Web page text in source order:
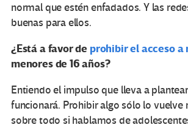
normal que estén enfadados. Y las
buenas para ellos.
¿Está a favor de prohibir el acceso a
menores de 16 años?
Entiendo el impulso que lleva a
funcionará. Prohibir algo sólo lo vuelve
sobre todo si hablamos de